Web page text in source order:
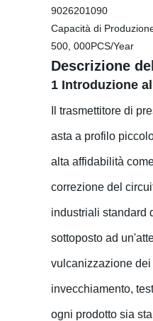
9026201090
Capacità di
500, 000PCS/Year
Descrizione
1 Introduzione
Il trasmettitore di
asta a profilo
alta affidabilità
correzione del
industriali standard
sottoposto ad
vulcanizzazione
invecchiamento,
ogni prodotto sia